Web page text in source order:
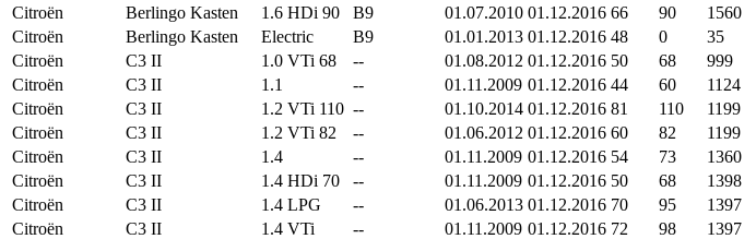
Citroën
Berlingo Kasten 1.6 HDi 90 B9 01.07.2010 01.12.2016 66 90
1560
Citroën
Berlingo Kasten Electric B9 01.01.2013 01.12.2016 48 0
35
Citroën
C3 II 1.0 VTi 68 -- 01.08.2012 01.12.2016 50 68
999
Citroën
C3 II 1.1 -- 01.11.2009 01.12.2016 44 60
1124
Citroën
C3 II 1.2 VTi 110 -- 01.10.2014 01.12.2016 81 110
1199
Citroën
C3 II 1.2 VTi 82 -- 01.06.2012 01.12.2016 60 82
1199
Citroën
C3 II 1.4 -- 01.11.2009 01.12.2016 54 73
1360
Citroën
C3 II 1.4 HDi 70 -- 01.11.2009 01.12.2016 50 68
1398
Citroën
C3 II 1.4 LPG -- 01.06.2013 01.12.2016 70 95
1397
Citroën
C3 II 1.4 VTi -- 01.11.2009 01.12.2016 72 98
1397